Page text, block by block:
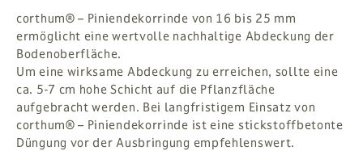
corthum® – Piniendekorrinde von 16 bis 25 mm
ermöglicht eine wertvolle nachhaltige Abdeckung der
Bodenoberfläche.
Um eine wirksame Abdeckung zu erreichen, sollte eine
ca. 5-7 cm hohe Schicht auf die Pflanzfläche
aufgebracht werden. Bei langfristigem Einsatz von
corthum® – Piniendekorrinde ist eine stickstoffbetonte
Düngung vor der Ausbringung empfehlenswert.